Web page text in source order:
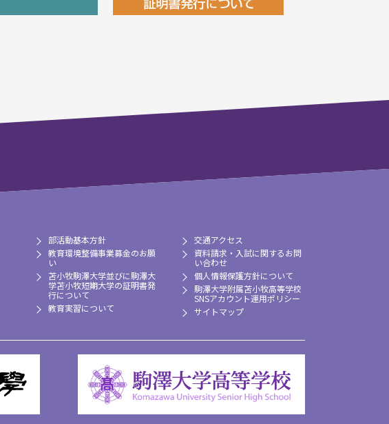
部活動基本方針
教育環境整備事業募金のお願
い
苫小牧駒澤大学並びに駒澤大
学苫小牧短期大学の証明書発
行について
教育実習について
交通アクセス
資料請求・入試に関するお問
い合わせ
個人情報保護方針について
駒澤大学附属苫小牧高等学校
SNSアカウント運用ポリシー
サイトマップ